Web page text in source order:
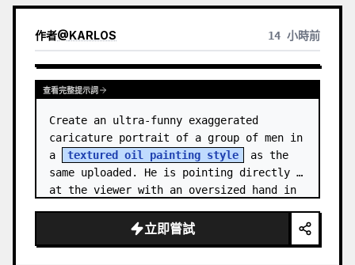
作者@KARLOS 14 小時前
查看完整提示詞
Create an ultra-funny exaggerated
caricature portrait of a group of men in
a
textured oil painting style
as the
same uploaded. He is pointing directly
at the viewer with an oversized hand in
立即嘗試